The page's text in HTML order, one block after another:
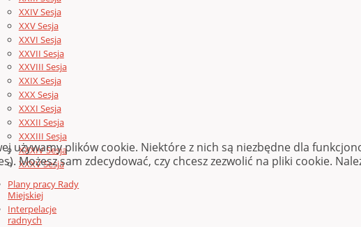
XXIV Sesja
XXV Sesja
XXVI Sesja
XXVII Sesja
XXVIII Sesja
XXIX Sesja
XXX Sesja
XXXI Sesja
XXXII Sesja
XXXIII Sesja
XXXIV Sesja
XXXV Sesja
Plany pracy Rady
Miejskiej
Interpelacje
radnych
używamy plików cookie. Niektóre z nich są niezbędne dla
Możesz sam zdecydować, czy chcesz zezwolić na pliki cookie.